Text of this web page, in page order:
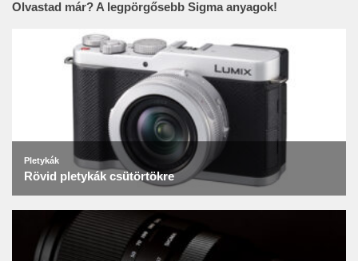
Olvastad már? A legpörgősebb Sigma anyagok!